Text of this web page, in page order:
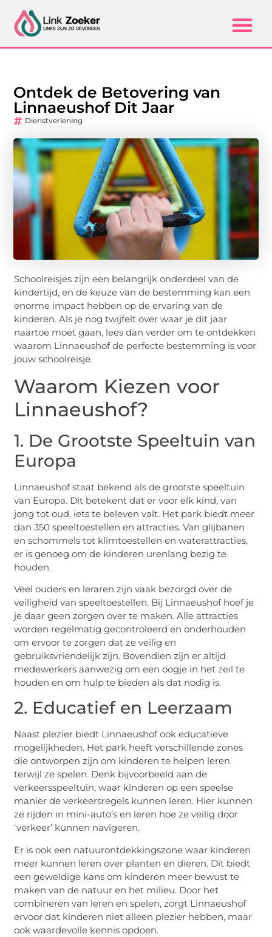
Ontdek de Betovering van
Linnaeushof Dit Jaar
Dienstverlening
Schoolreisjes zijn een belangrijk onderdeel van de
kindertijd, en de keuze van de bestemming kan een
enorme impact hebben op de ervaring van de
kinderen. Als je nog twijfelt over waar je dit jaar
naartoe moet gaan, lees dan verder om te ontdekken
waarom Linnaeushof de perfecte bestemming is voor
jouw schoolreisje.
Waarom Kiezen voor
Linnaeushof?
1. De Grootste Speeltuin van
Europa
Linnaeushof staat bekend als de grootste speeltuin
van Europa. Dit betekent dat er voor elk kind, van
jong tot oud, iets te beleven valt. Het park biedt meer
dan 350 speeltoestellen en attracties. Van glijbanen
en schommels tot klimtoestellen en waterattracties,
er is genoeg om de kinderen urenlang bezig te
houden.
Veel ouders en leraren zijn vaak bezorgd over de
veiligheid van speeltoestellen. Bij Linnaeushof hoef je
je daar geen zorgen over te maken. Alle attracties
worden regelmatig gecontroleerd en onderhouden
om ervoor te zorgen dat ze veilig en
gebruiksvriendelijk zijn. Bovendien zijn er altijd
medewerkers aanwezig om een oogje in het zeil te
houden en om hulp te bieden als dat nodig is.
2. Educatief en Leerzaam
Naast plezier biedt Linnaeushof ook educatieve
mogelijkheden. Het park heeft verschillende zones
die ontworpen zijn om kinderen te helpen leren
terwijl ze spelen. Denk bijvoorbeeld aan de
verkeersspeeltuin, waar kinderen op een speelse
manier de verkeersregels kunnen leren. Hier kunnen
ze rijden in mini-auto’s en leren hoe ze veilig door
‘verkeer’ kunnen navigeren.
Er is ook een natuurontdekkingszone waar kinderen
meer kunnen leren over planten en dieren. Dit biedt
een geweldige kans om kinderen meer bewust te
maken van de natuur en het milieu. Door het
combineren van leren en spelen, zorgt Linnaeushof
ervoor dat kinderen niet alleen plezier hebben, maar
ook waardevolle kennis opdoen.